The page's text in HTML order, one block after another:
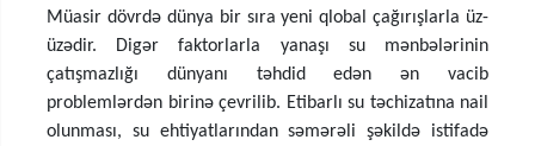
Müasir dövrdə dünya bir sıra yeni qlobal çağırışlarla üz-
üzədir. Digər faktorlarla yanaşı su mənbələrinin
çatışmazlığı dünyanı təhdid edən ən vacib
problemlərdən birinə çevrilib. Etibarlı su təchizatına nail
olunması, su ehtiyatlarından səmərəli şəkildə istifadə